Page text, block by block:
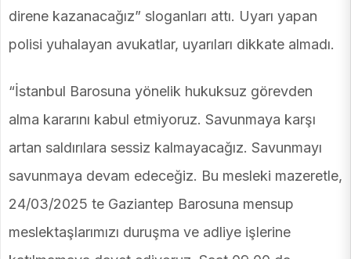
direne kazanacağız” sloganları attı. Uyarı yapan
polisi yuhalayan avukatlar, uyarıları dikkate almadı.
“İstanbul Barosuna yönelik hukuksuz görevden
alma kararını kabul etmiyoruz. Savunmaya karşı
artan saldırılara sessiz kalmayacağız. Savunmayı
savunmaya devam edeceğiz. Bu mesleki mazeretle,
24/03/2025 te Gaziantep Barosuna mensup
meslektaşlarımızı duruşma ve adliye işlerine